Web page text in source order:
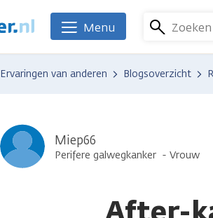
Zoeken
Menu
Ervaringen van anderen Blogsoverzicht
Miep66
Perifere galwegkanker Vrouw